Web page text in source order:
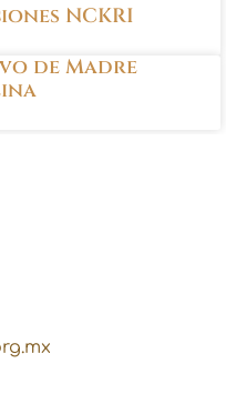
NCKRI
de Madre